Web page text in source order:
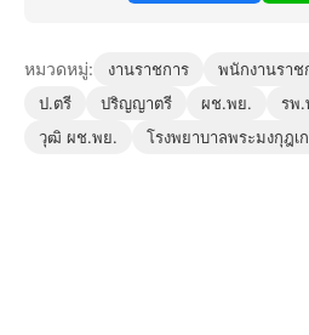
หมวดหมู่: งานราชการ พนักงานราช
ป.ตรี ปริญญาตรี ผช.พย. รพ.
วุฒิ ผช.พย.
โรงพยาบาลพระมงกุฎเ